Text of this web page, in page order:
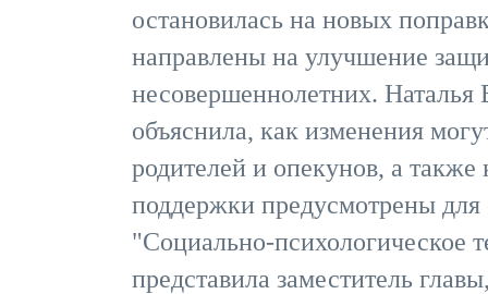
остановилась на новых
направлены на улучшение
несовершеннолетних. Наталья
объяснила, как изменения
родителей и опекунов, а
поддержки предусмотрены для
"Социально-психологическое
представила заместитель